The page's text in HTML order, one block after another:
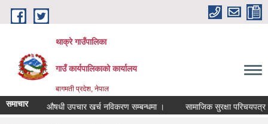
Skip to main content
थाक्रे गाउँपालिका
गाउँ कार्यपालिकाको कार्यालय
बागमती प्रदेश, नेपाल
समाचार
५००० औषधी उपचार खर्च नविकरण सम्बन्धमा । सामाजिक सुरक्षा परिचयपत्र